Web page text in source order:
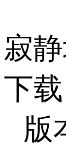
寂
下载
版